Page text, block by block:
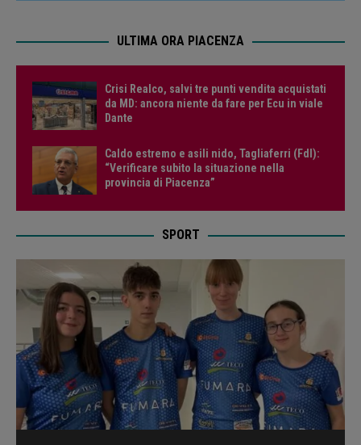
ULTIMA ORA PIACENZA
Crisi Realco, salvi tre punti vendita acquistati
da MD: ancora niente da fare per Ecu in viale
Dante
Caldo estremo e asili nido, Tagliaferri (FdI):
“Verificare subito la situazione nella
provincia di Piacenza”
SPORT